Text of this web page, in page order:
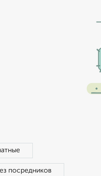
посредников